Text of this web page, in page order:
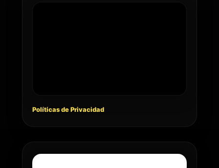
Políticas de Privacidad